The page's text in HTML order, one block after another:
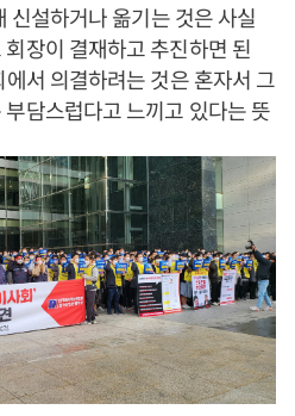
신설하거나 옮기는 것은 사실
장이 결재하고 추진하면 된
서 의결하려는 것은 혼자서 그
담스럽다고 느끼고 있다는 뜻